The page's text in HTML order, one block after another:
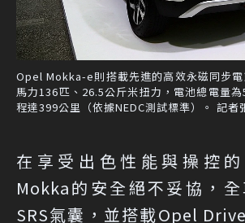
Opel Mokka-e則搭載先進的高效永磁同步
馬力136匹、26.5公斤米扭力，電池總電量
程達399公里（依據NEDC測試標準）。 記者
在享受出色性能與操控
Mokka的安全絕不妥協，
SRS氣囊，並搭載Opel